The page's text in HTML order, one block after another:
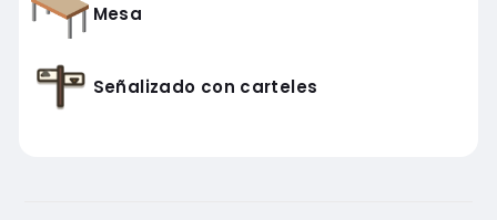
Mesa
Señalizado con carteles